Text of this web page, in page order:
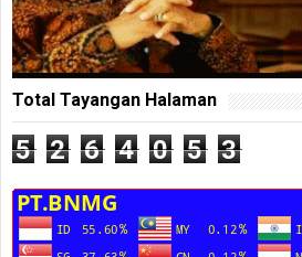
Total Tayangan Halaman
5 2 6 4 0 5 3